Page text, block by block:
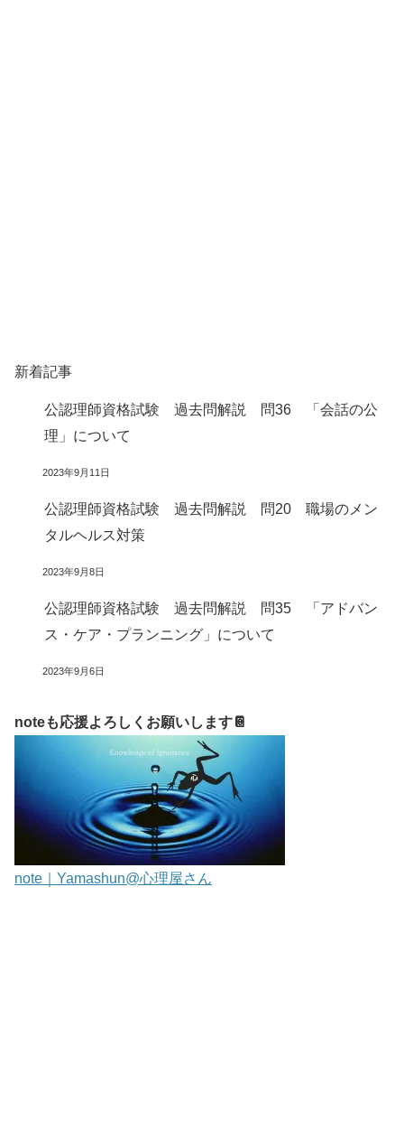
新着記事
公認理師資格試験 過去問解説 問36 「会話の公
理」について
2023年9月11日
公認理師資格試験 過去問解説 問20 職場のメン
タルヘルス対策
2023年9月8日
公認理師資格試験 過去問解説 問35 「アドバン
ス・ケア・プランニング」について
2023年9月6日
noteも応援よろしくお願いします📔
note｜Yamashun@心理屋さん